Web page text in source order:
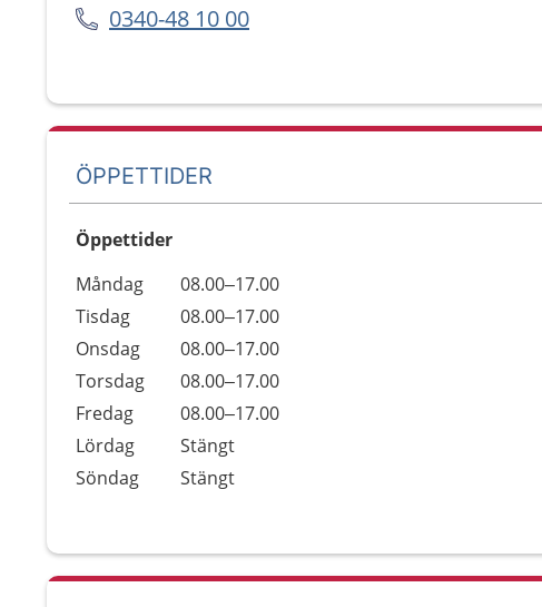
0340-48 10 00
ÖPPETTIDER
Öppettider
Dag
Öppettider
Kommentarer
Måndag
08.00–17.00
Tisdag
08.00–17.00
Onsdag
08.00–17.00
Torsdag
08.00–17.00
Fredag
08.00–17.00
Lördag
Stängt
Söndag
Stängt